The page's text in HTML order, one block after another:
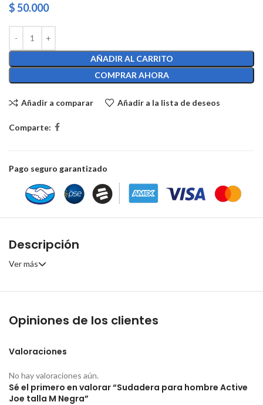
$50.000
AÑADIR AL CARRITO
COMPRAR AHORA
Añadir a comparar Añadir a la lista de deseos
Comparte:
Pago seguro garantizado
Descripción
Ver más
Opiniones de los clientes
Valoraciones
No hay valoraciones aún.
Sé el primero en valorar “Sudadera para hombre Active
Joe talla M Negra”